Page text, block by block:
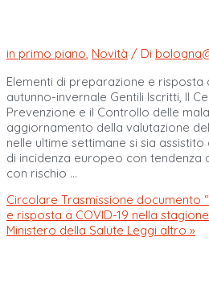
in primo piano, Novità / Di
Elementi di preparazione e risposta
autunno-invernale Gentili Iscritti, Il
Prevenzione e il Controllo delle
aggiornamento della valutazione
nelle ultime settimane si sia
di incidenza europeo con tendenza
con rischio …
Circolare Trasmissione documento
e risposta a COVID-19 nella
Ministero della Salute Leggi altro »